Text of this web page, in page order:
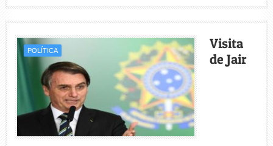
POLÍTICA
Visita
de Jair